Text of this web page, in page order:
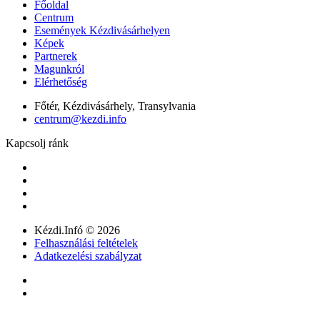
Főoldal
Centrum
Események Kézdivásárhelyen
Képek
Partnerek
Magunkról
Elérhetőség
Főtér, Kézdivásárhely, Transylvania
centrum@kezdi.info
Kapcsolj ránk
Kézdi.Infó © 2026
Felhasználási feltételek
Adatkezelési szabályzat